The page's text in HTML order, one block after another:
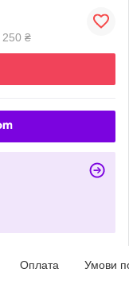
250 ₴
Оплата Умови